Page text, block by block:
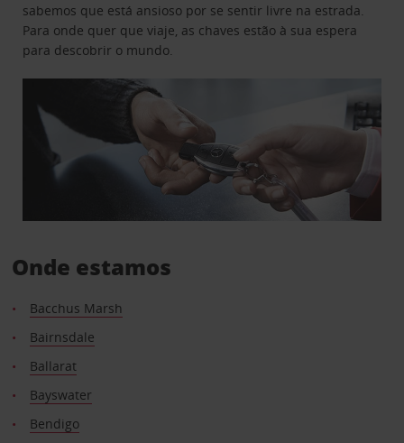
sabemos que está ansioso por se sentir livre na estrada.
Para onde quer que viaje, as chaves estão à sua espera
para descobrir o mundo.
Onde estamos
Bacchus Marsh
Bairnsdale
Ballarat
Bayswater
Bendigo